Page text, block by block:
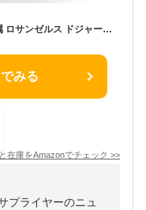
[ニューエラ] Tシャツ TEES 大谷翔平 所属 ロサンゼルス ドジャース Los Angeles Dodgers BASEBALL NZ2403C ブルーC BLUE S [並行輸入品]
みる
在庫をAmazonでチェック >>
プライヤーのニュ